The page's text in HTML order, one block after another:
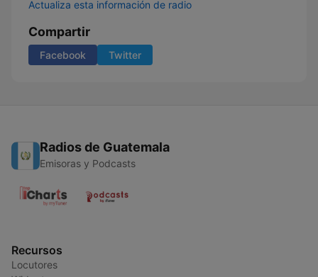
Actualiza esta información de radio
Compartir
Facebook Twitter
Radios de Guatemala
Emisoras y Podcasts
Recursos
Locutores